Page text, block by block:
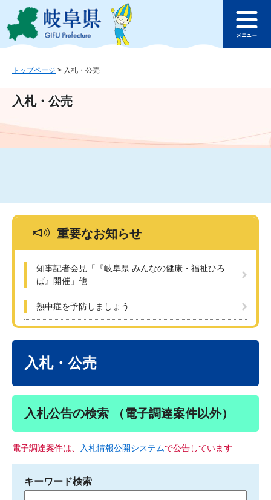
ジ
ュ
文
このページの本文へ
ュ
トップページ > 入札・公売
入札・公売
重要なお知らせ
知事記者会見「『岐阜県 みんなの健康・福祉ひろ
ば』開催」他
熱中症を予防しましょう
入札・公売
入札公告の検索 （電子調達案件以外）
電子調達案件は、 入札情報公開システムで公告しています
キーワード検索